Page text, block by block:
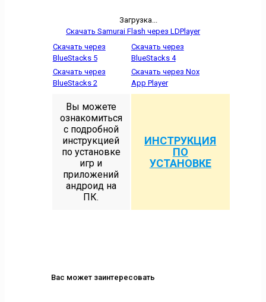
Загрузка...
Скачать Samurai Flash через LDPlayer
Скачать через
BlueStacks 5
Скачать через
BlueStacks 4
Скачать через
BlueStacks 2
Скачать через Nox
App Player
Вы можете
ознакомиться
с подробной
инструкцией
по установке
игр и
приложений
андроид на
ПК.
ИНСТРУКЦИЯ
ПО
УСТАНОВКЕ
Вас может заинтересовать